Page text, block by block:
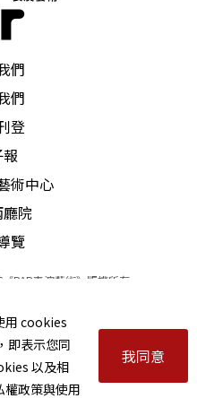
們
們
登
術中心
院
覽
PAR表演藝術》版權所有
All Rights Reserved
00973926
動應以主辦單位公告為準。
聲明｜著作權聲明
用 cookies
即表示您同
以及相
權政策與使用
我同意